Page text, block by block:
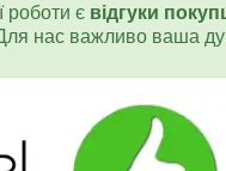
роботи є відгуки
нас важливо ваша